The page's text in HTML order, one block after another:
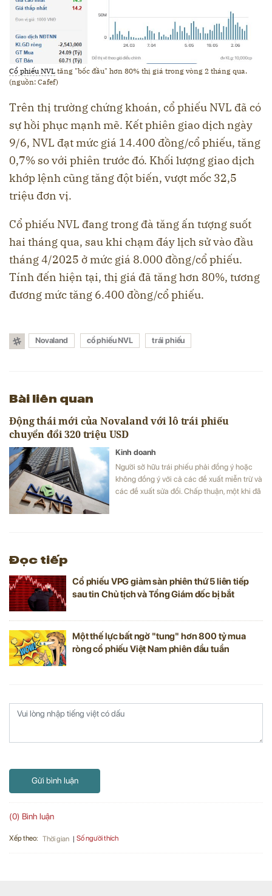
Cổ phiếu NVL tăng "bốc đầu" hơn 80% thị giá trong vòng 2 tháng qua.
(nguồn: Cafef)
Trên thị trường chứng khoán, cổ phiếu NVL đã có
sự hồi phục mạnh mẽ. Kết phiên giao dịch ngày
9/6, NVL đạt mức giá 14.400 đồng/cổ phiếu, tăng
0,7% so với phiên trước đó. Khối lượng giao dịch
khớp lệnh cũng tăng đột biến, vượt mốc 32,5
triệu đơn vị.
Cổ phiếu NVL đang trong đà tăng ấn tượng suốt
hai tháng qua, sau khi chạm đáy lịch sử vào đầu
tháng 4/2025 ở mức giá 8.000 đồng/cổ phiếu.
Tính đến hiện tại, thị giá đã tăng hơn 80%, tương
đương mức tăng 6.400 đồng/cổ phiếu.
Novaland cổ phiếu NVL trái phiếu
Bài liên quan
Động thái mới của Novaland với lô trái phiếu
chuyển đổi 320 triệu USD
Kinh doanh
Người sở hữu trái phiếu phải đồng ý hoặc
không đồng ý với cả các đề xuất miễn trừ và
các đề xuất sửa đổi. Chấp thuận, một khi đã
Đọc tiếp
Cổ phiếu VPG giảm sàn phiên thứ 5 liên tiếp
sau tin Chủ tịch và Tổng Giám đốc bị bắt
Một thế lực bất ngờ "tung" hơn 800 tỷ mua
ròng cổ phiếu Việt Nam phiên đầu tuần
Gửi bình luận
(0) Bình luận
Xếp theo: Thời gian Số người thích